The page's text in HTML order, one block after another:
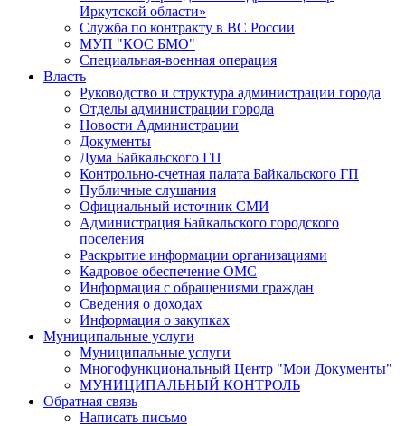
Иркутской области»
Служба по контракту в ВС России
МУП "КОС БМО"
Специальная-военная операция
Власть
Руководство и структура администрации города
Отделы администрации города
Новости Администрации
Документы
Дума Байкальского ГП
Контрольно-счетная палата Байкальского ГП
Публичные слушания
Официальный источник СМИ
Администрация Байкальского городского
поселения
Раскрытие информации организациями
Кадровое обеспечение ОМС
Информация с обращениями граждан
Сведения о доходах
Информация о закупках
Муниципальные услуги
Муниципальные услуги
Многофункциональный Центр "Мои Документы"
МУНИЦИПАЛЬНЫЙ КОНТРОЛЬ
Обратная связь
Написать письмо